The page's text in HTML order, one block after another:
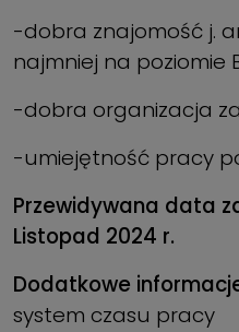
-dobra znajomość j.
najmniej na poziomie
-dobra organizacja
-umiejętność pracy
Przewidywana data
Listopad 2024 r.
Dodatkowe
system czasu pracy